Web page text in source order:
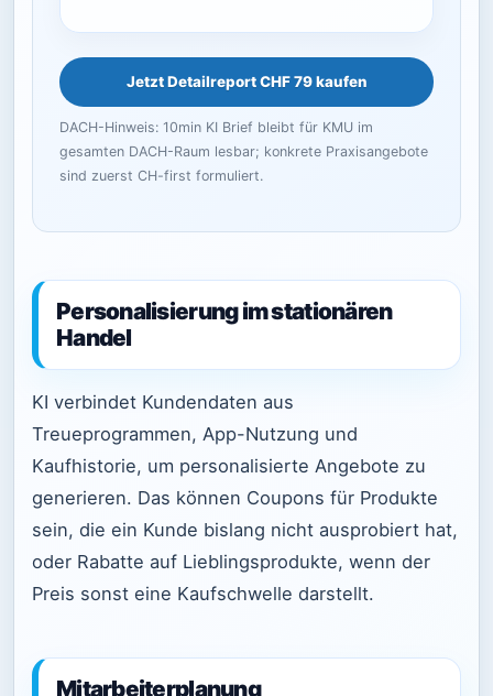
Jetzt Detailreport CHF 79 kaufen
DACH-Hinweis: 10min KI Brief bleibt für KMU im
gesamten DACH-Raum lesbar; konkrete Praxisangebote
sind zuerst CH-first formuliert.
Personalisierung im stationären
Handel
KI verbindet Kundendaten aus
Treueprogrammen, App-Nutzung und
Kaufhistorie, um personalisierte Angebote zu
generieren. Das können Coupons für Produkte
sein, die ein Kunde bislang nicht ausprobiert hat,
oder Rabatte auf Lieblingsprodukte, wenn der
Preis sonst eine Kaufschwelle darstellt.
Mitarbeiterplanung